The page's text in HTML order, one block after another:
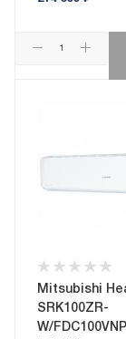
Mitsubishi
SRK100ZR-
W/